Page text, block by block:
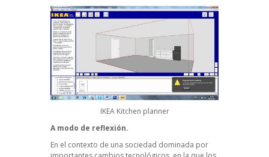
IKEA Kitchen planner
A modo de reflexión.
En el contexto de una sociedad dominada por